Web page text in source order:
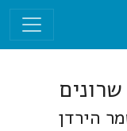
הירדן